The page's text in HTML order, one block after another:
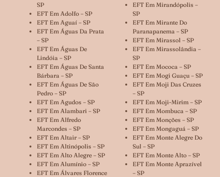
SP
EFT Em Adolfo – SP
EFT Em Aguaí – SP
EFT Em Águas Da Prata
– SP
EFT Em Águas De
Lindóia – SP
EFT Em Águas De Santa
Bárbara – SP
EFT Em Águas De São
Pedro – SP
EFT Em Agudos – SP
EFT Em Alambari – SP
EFT Em Alfredo
Marcondes – SP
EFT Em Altair – SP
EFT Em Altinópolis – SP
EFT Em Alto Alegre – SP
EFT Em Alumínio – SP
EFT Em Álvares Florence
EFT Em Mirandópolis –
SP
EFT Em Mirante Do
Paranapanema – SP
EFT Em Mirassol – SP
EFT Em Mirassolândia –
SP
EFT Em Mococa – SP
EFT Em Mogi Guaçu – SP
EFT Em Moji Das Cruzes
– SP
EFT Em Moji-Mirim – SP
EFT Em Mombuca – SP
EFT Em Monções – SP
EFT Em Mongaguá – SP
EFT Em Monte Alegre Do
Sul – SP
EFT Em Monte Alto – SP
EFT Em Monte Aprazível
– SP